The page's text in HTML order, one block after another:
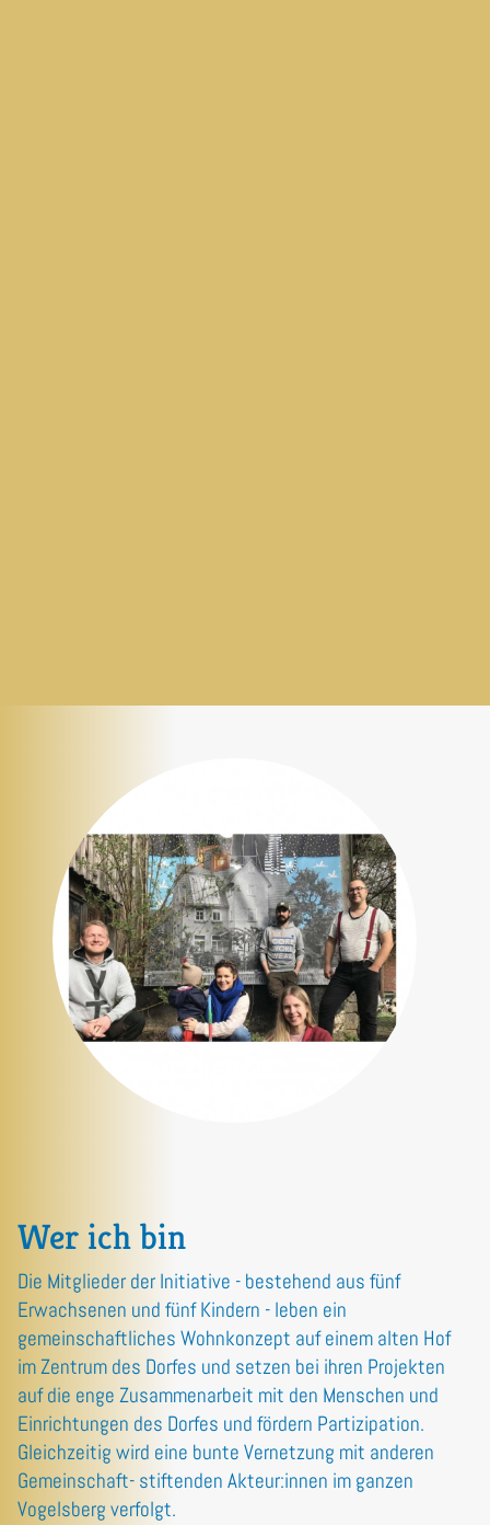
Wer ich bin
Die Mitglieder der Initiative - bestehend aus fünf
Erwachsenen und fünf Kindern - leben ein
gemeinschaftliches Wohnkonzept auf einem alten Hof
im Zentrum des Dorfes und setzen bei ihren Projekten
auf die enge Zusammenarbeit mit den Menschen und
Einrichtungen des Dorfes und fördern Partizipation.
Gleichzeitig wird eine bunte Vernetzung mit anderen
Gemeinschaft- stiftenden Akteur:innen im ganzen
Vogelsberg verfolgt.